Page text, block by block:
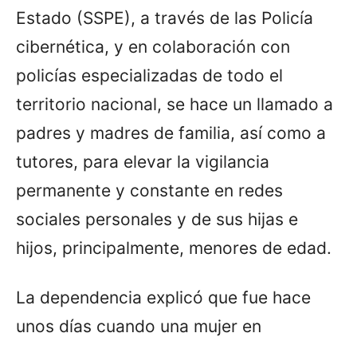
Estado (SSPE), a través de las Policía
cibernética, y en colaboración con
policías especializadas de todo el
territorio nacional, se hace un llamado a
padres y madres de familia, así como a
tutores, para elevar la vigilancia
permanente y constante en redes
sociales personales y de sus hijas e
hijos, principalmente, menores de edad.
La dependencia explicó que fue hace
unos días cuando una mujer en